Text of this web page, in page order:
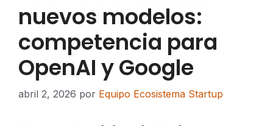
nuevos modelos:
competencia para
OpenAI y Google
abril 2, 2026 por Equipo Ecosistema Startup